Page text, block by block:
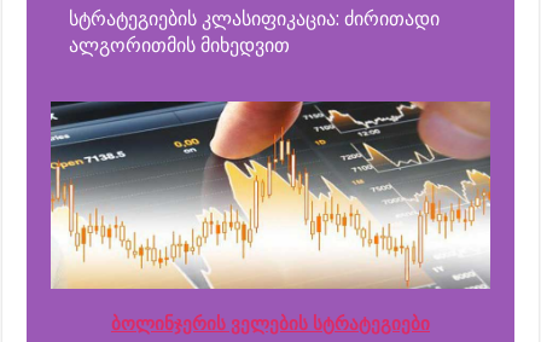
სტრატეგიების კლასიფიკაცია: ძირითადი
ალგორითმის მიხედვით
ბოლინჯერის ველების სტრატეგიები